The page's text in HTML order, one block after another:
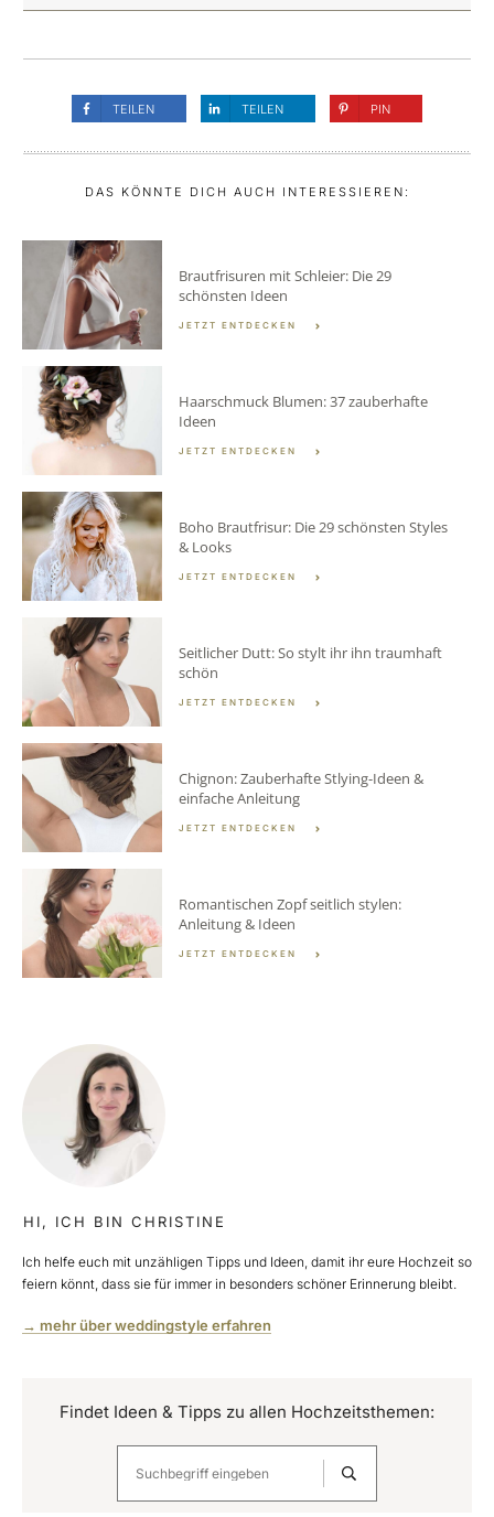
TEILEN TEILEN PIN
DAS KÖNNTE DICH AUCH INTERESSIEREN:
Brautfrisuren mit Schleier: Die 29
schönsten Ideen
JETZT ENTDECKEN
Haarschmuck Blumen: 37 zauberhafte
Ideen
JETZT ENTDECKEN
Boho Brautfrisur: Die 29 schönsten Styles
& Looks
JETZT ENTDECKEN
Seitlicher Dutt: So stylt ihr ihn traumhaft
schön
JETZT ENTDECKEN
Chignon: Zauberhafte Stlying-Ideen &
einfache Anleitung
JETZT ENTDECKEN
Romantischen Zopf seitlich stylen:
Anleitung & Ideen
JETZT ENTDECKEN
HI, ICH BIN CHRISTINE
Ich helfe euch mit unzähligen Tipps und Ideen, damit ihr eure Hochzeit so
feiern könnt, dass sie für immer in besonders schöner Erinnerung bleibt.
→ mehr über weddingstyle erfahren
Findet Ideen & Tipps zu allen Hochzeitsthemen: